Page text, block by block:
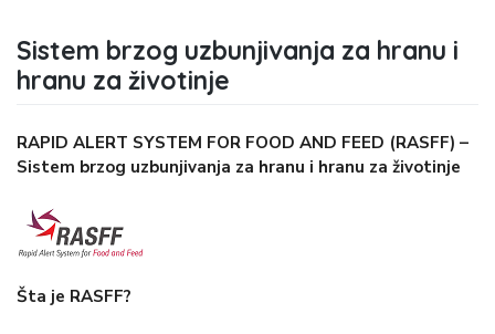
Sistem brzog uzbunjivanja za hranu i
hranu za životinje
RAPID ALERT SYSTEM FOR FOOD AND FEED (RASFF) –
Sistem brzog uzbunjivanja za hranu i hranu za životinje
Šta je RASFF?